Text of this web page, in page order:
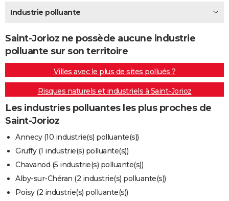
Destinations
City break
Voyage nature
Voyage de noces
Forum
Climat
+PHOTO
GUIDES D'ACHAT
BONS PLANS
CARTE DE VOEUX
Carte de Noël
Carte Bonne année
Carte Saint-Valentin
Carte Pâques
Carte d'anniversaire
DICTIONNAIRE
Dictionnaire
Biographies
Citations
Expressions
Proverbes
PROGRAMME TV
COPAINS D'AVANT
S'inscrire
Se connecter
Lycées
Collèges
Primaires
Universités
Entreprises
Service militaire
Avis de recherche
AVIS DE DÉCÈS
FORUM
Bricolage
Lifestyle
Culture
Sport
Auto
Television
Voyage
Cinema
Industrie polluante
Saint-Jorioz ne possède aucune industrie
polluante sur son territoire
Villes avec le plus de sites pollués ?
Risques naturels et industriels à Saint-Jorioz
Les industries polluantes les plus proches de
Saint-Jorioz
Annecy (10 industrie(s) polluante(s))
Gruffy (1 industrie(s) polluante(s))
Chavanod (5 industrie(s) polluante(s))
Alby-sur-Chéran (2 industrie(s) polluante(s))
Poisy (2 industrie(s) polluante(s))